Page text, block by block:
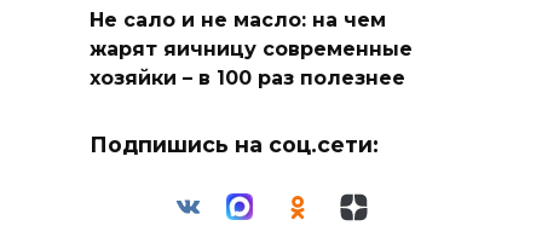
Не сало и не масло: на чем
жарят яичницу современные
хозяйки – в 100 раз полезнее
Подпишись на соц.сети: